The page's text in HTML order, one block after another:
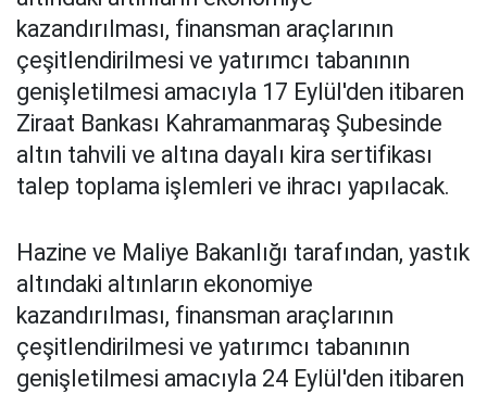
kazandırılması, finansman araçlarının
çeşitlendirilmesi ve yatırımcı tabanının
genişletilmesi amacıyla 17 Eylül'den itibaren
Ziraat Bankası Kahramanmaraş Şubesinde
altın tahvili ve altına dayalı kira sertifikası
talep toplama işlemleri ve ihracı yapılacak.
Hazine ve Maliye Bakanlığı tarafından, yastık
altındaki altınların ekonomiye
kazandırılması, finansman araçlarının
çeşitlendirilmesi ve yatırımcı tabanının
genişletilmesi amacıyla 24 Eylül'den itibaren